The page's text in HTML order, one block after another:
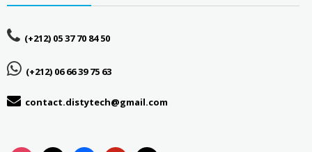
(+212) 05 37 70 84 50
(+212) 06 66 39 75 63
contact.distytech@gmail.com